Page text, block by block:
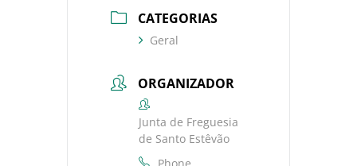
CATEGORIAS
Geral
ORGANIZADOR
Junta de Freguesia
de Santo Estêvão